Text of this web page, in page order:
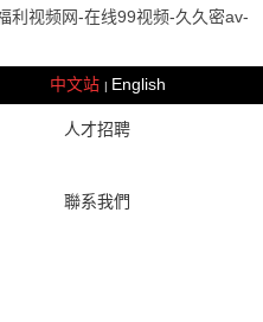
利视频网-在线99视频-久久密av-
中文站 | English
人才招聘
聯系我們